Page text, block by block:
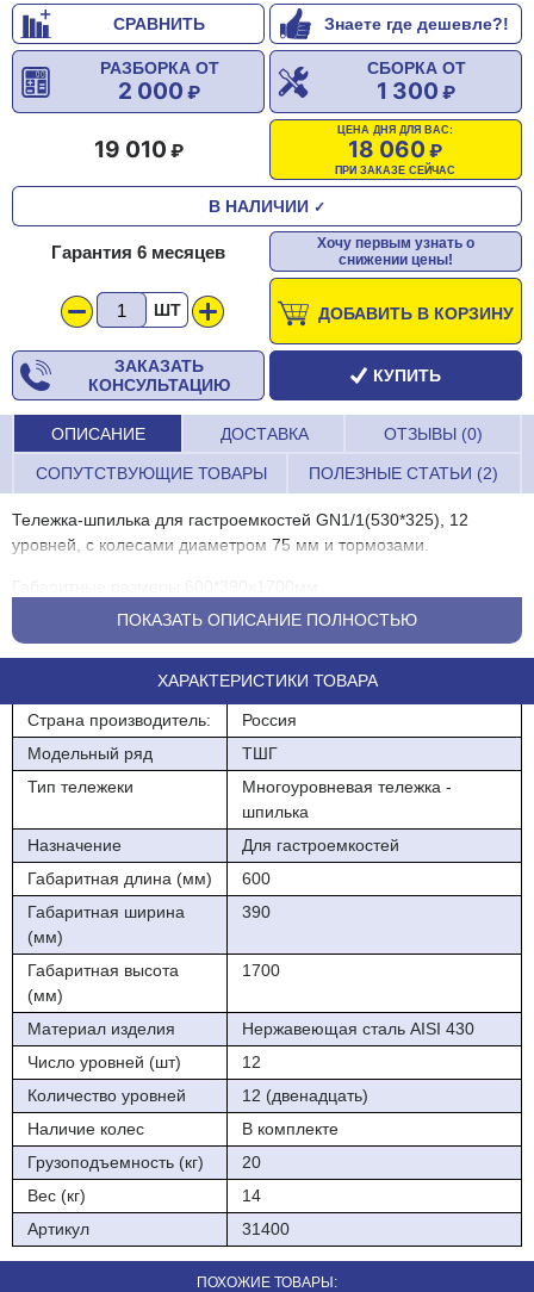
СРАВНИТЬ Знаете где дешевле?!
СБОРКА ОТ
1 300
РАЗБОРКА ОТ
2 000
ЦЕНА ДНЯ ДЛЯ ВАС:
18 060
ПРИ ЗАКАЗЕ СЕЙЧАС
19 010
В НАЛИЧИИ ✓
Гарантия 6 месяцев
Хочу первым узнать о
снижении цены!
ШТ ДОБАВИТЬ В КОРЗИНУ
ЗАКАЗАТЬ
КОНСУЛЬТАЦИЮ
КУПИТЬ
ОПИСАНИЕ ДОСТАВКА ОТЗЫВЫ (0)
СОПУТСТВУЮЩИЕ ТОВАРЫ ПОЛЕЗНЫЕ СТАТЬИ (2)
Тележка-шпилька для гастроемкостей GN1/1(530*325), 12
уровней, с колесами диаметром 75 мм и тормозами.
Неразборная
ПОКАЗАТЬ ОПИСАНИЕ ПОЛНОСТЬЮ
ХАРАКТЕРИСТИКИ ТОВАРА
Страна производитель:
Россия
Модельный ряд
ТШГ
Тип тележеки
Многоуровневая тележка -
шпилька
Назначение
Для гастроемкостей
Габаритная длина (мм)
600
Габаритная ширина
(мм)
390
Габаритная высота
(мм)
1700
Материал изделия
Нержавеющая сталь AISI 430
Число уровней (шт)
12
Количество уровней
12 (двенадцать)
Наличие колес
В комплекте
Грузоподъемность (кг)
20
Вес (кг)
14
Артикул
31400
ПОХОЖИЕ ТОВАРЫ: